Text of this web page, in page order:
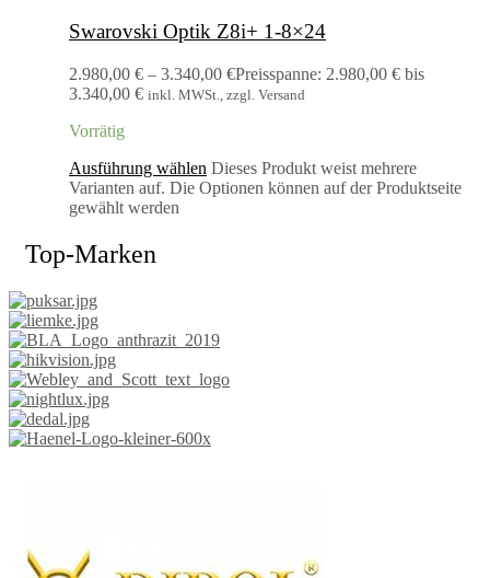
Swarovski Optik Z8i+ 1-8×24
2.980,00 € – 3.340,00 €Preisspanne: 2.980,00 € bis
3.340,00 € inkl. MWSt., zzgl. Versand
Vorrätig
Ausführung wählen Dieses Produkt weist mehrere
Varianten auf. Die Optionen können auf der Produktseite
gewählt werden
Top-Marken